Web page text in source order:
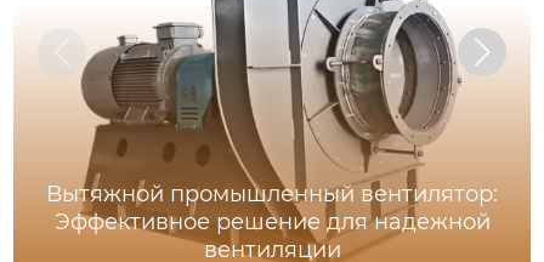
Вытяжной промышленный вентилятор:
Эффективное решение для надежной
вентиляции